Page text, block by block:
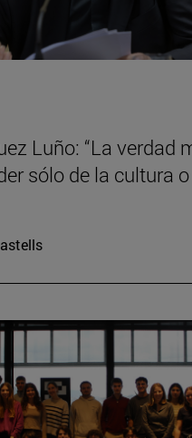
Luño: “La verdad
sólo de la cultura